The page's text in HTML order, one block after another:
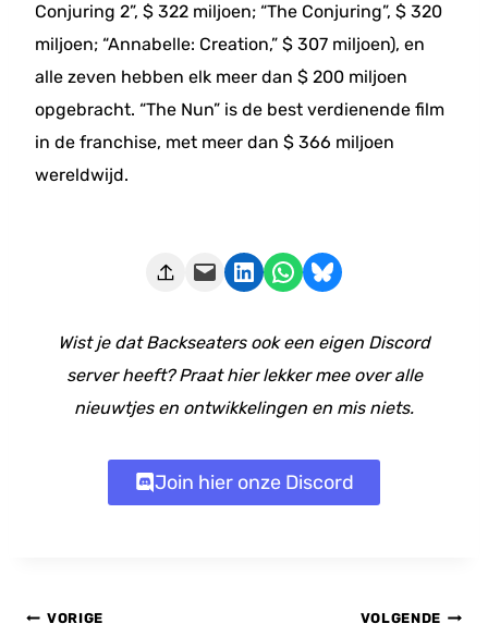
Conjuring 2”, $ 322 miljoen; “The Conjuring”, $ 320
miljoen; “Annabelle: Creation,” $ 307 miljoen), en
alle zeven hebben elk meer dan $ 200 miljoen
opgebracht. “The Nun” is de best verdienende film
in de franchise, met meer dan $ 366 miljoen
wereldwijd.
Deze pagina e-mailen Delen op LinkedIn Delen via WhatsApp Share on Bluesky
Wist je dat Backseaters ook een eigen Discord
server heeft? Praat hier lekker mee over alle
nieuwtjes en ontwikkelingen en mis niets.
Join hier onze Discord
Bericht
VORIGE VOLGENDE